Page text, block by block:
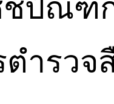
ชปัณฑ
ตำรว